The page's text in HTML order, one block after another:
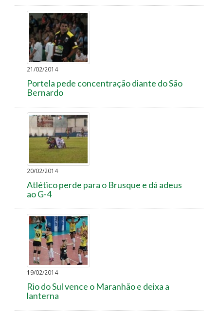
21/02/2014
Portela pede concentração diante do São
Bernardo
20/02/2014
Atlético perde para o Brusque e dá adeus
ao G-4
19/02/2014
Rio do Sul vence o Maranhão e deixa a
lanterna